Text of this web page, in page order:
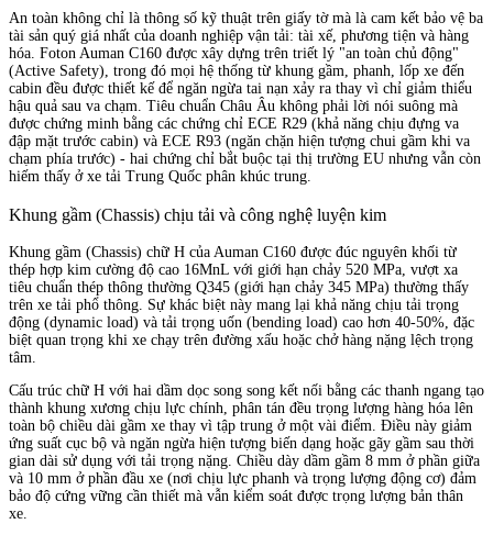
An toàn không chỉ là thông số kỹ thuật trên giấy tờ mà là cam kết bảo vệ ba
tài sản quý giá nhất của doanh nghiệp vận tải: tài xế, phương tiện và hàng
hóa. Foton Auman C160 được xây dựng trên triết lý "an toàn chủ động"
(Active Safety), trong đó mọi hệ thống từ khung gầm, phanh, lốp xe đến
cabin đều được thiết kế để ngăn ngừa tai nạn xảy ra thay vì chỉ giảm thiểu
hậu quả sau va chạm. Tiêu chuẩn Châu Âu không phải lời nói suông mà
được chứng minh bằng các chứng chỉ ECE R29 (khả năng chịu đựng va
đập mặt trước cabin) và ECE R93 (ngăn chặn hiện tượng chui gầm khi va
chạm phía trước) - hai chứng chỉ bắt buộc tại thị trường EU nhưng vẫn còn
hiếm thấy ở xe tải Trung Quốc phân khúc trung.
Khung gầm (Chassis) chịu tải và công nghệ luyện kim
Khung gầm (Chassis) chữ H của Auman C160 được đúc nguyên khối từ
thép hợp kim cường độ cao 16MnL với giới hạn chảy 520 MPa, vượt xa
tiêu chuẩn thép thông thường Q345 (giới hạn chảy 345 MPa) thường thấy
trên xe tải phổ thông. Sự khác biệt này mang lại khả năng chịu tải trọng
động (dynamic load) và tải trọng uốn (bending load) cao hơn 40-50%, đặc
biệt quan trọng khi xe chạy trên đường xấu hoặc chở hàng nặng lệch trọng
tâm.
Cấu trúc chữ H với hai dầm dọc song song kết nối bằng các thanh ngang tạo
thành khung xương chịu lực chính, phân tán đều trọng lượng hàng hóa lên
toàn bộ chiều dài gầm xe thay vì tập trung ở một vài điểm. Điều này giảm
ứng suất cục bộ và ngăn ngừa hiện tượng biến dạng hoặc gãy gầm sau thời
gian dài sử dụng với tải trọng nặng. Chiều dày dầm gầm 8 mm ở phần giữa
và 10 mm ở phần đầu xe (nơi chịu lực phanh và trọng lượng động cơ) đảm
bảo độ cứng vững cần thiết mà vẫn kiểm soát được trọng lượng bản thân
xe.